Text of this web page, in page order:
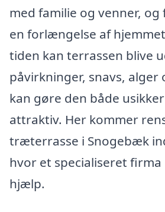
med familie og venner,
en forlængelse af
tiden kan terrassen blive
påvirkninger, snavs, alger
kan gøre den både
attraktiv. Her kommer
træterrasse i Snogebæk
hvor et specialiseret
hjælp.